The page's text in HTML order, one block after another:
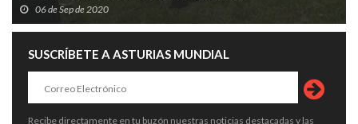
06 de Sep de 2020
SUSCRÍBETE A ASTURIAS MUNDIAL
Recibe directamente en tu buzón nuestras noticias destacadas y las